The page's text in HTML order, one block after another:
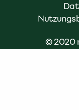
© 2020